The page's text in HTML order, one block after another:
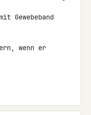
Gewebeband
wenn er